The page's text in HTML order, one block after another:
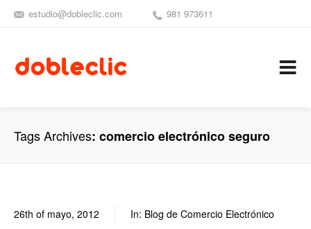
estudio@dobleclic.com 981 973611
Tags Archives comercio electrónico seguro
26th of mayo, 2012 In: Blog de Comercio Electrónico